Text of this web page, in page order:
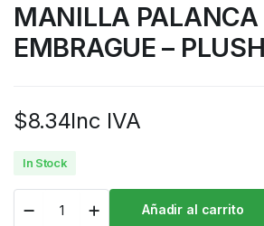
MANILLA PALANCA
EMBRAGUE –
$8.34Inc IVA
In Stock
Añadir al carrito